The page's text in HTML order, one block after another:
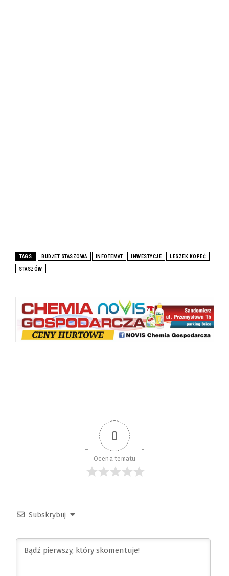
TAGS BUDŻET STASZOWA INFOTEMAT INWESTYCJE LESZEK KOPEĆ
STASZÓW
0
Ocena tematu
Subskrybuj